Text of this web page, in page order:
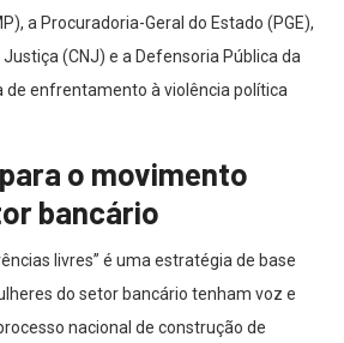
a Procuradoria-Geral do Estado (PGE),
(CNJ) e a Defensoria Pública da
de enfrentamento à violência política
o movimento
bancário
livres” é uma estratégia de base
do setor bancário tenham voz e
nacional de construção de